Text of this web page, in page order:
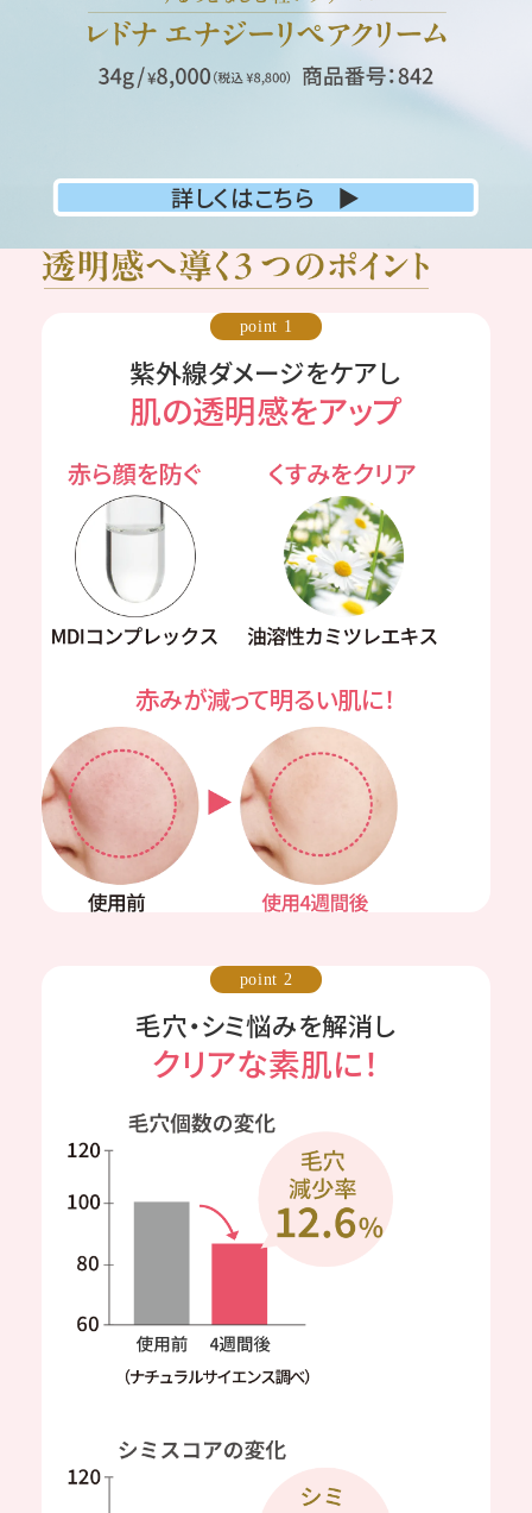
詳しくはこちら ▶
point 1
紫外線ダメージをケアし
肌の透明感をアップ
赤みが減って明るい肌に！
point 2
毛穴・シミ悩みを解消し
クリアな素肌に！